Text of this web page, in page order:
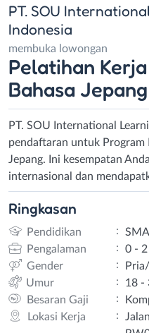
PT. SOU
Indonesia
membuka lowongan
Pelatihan
Bahasa Jepang
PT. SOU International
pendaftaran untuk
Jepang. Ini kesempatan
internasional dan
Ringkasan
Pendidikan :
Pengalaman
:
0 - 2
Gender
:
Umur
:
18 -
Besaran Gaji
:
Lokasi Kerja
: